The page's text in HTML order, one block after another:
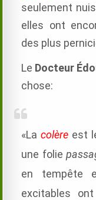
seulement
elles ont
des plus
Le Docteur É
chose:
«Lacolère est
une folie
en tempête
excitables